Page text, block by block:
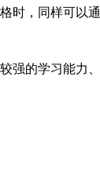
时，同样可以
强的学习能力